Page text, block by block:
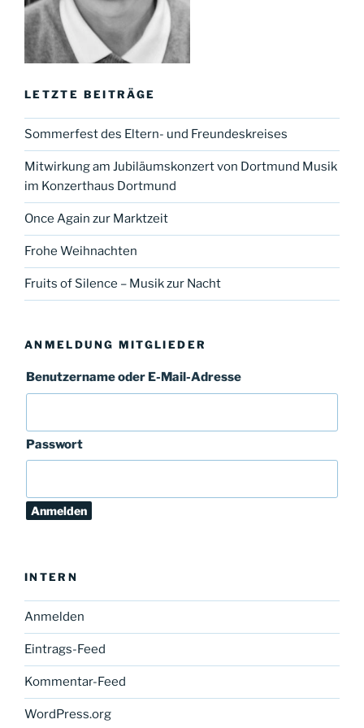
LETZTE BEITRÄGE
Sommerfest des Eltern- und Freundeskreises
Mitwirkung am Jubiläumskonzert von Dortmund Musik
im Konzerthaus Dortmund
Once Again zur Marktzeit
Frohe Weihnachten
Fruits of Silence – Musik zur Nacht
ANMELDUNG MITGLIEDER
Benutzername oder E-Mail-Adresse
Passwort
INTERN
Anmelden
Eintrags-Feed
Kommentar-Feed
WordPress.org